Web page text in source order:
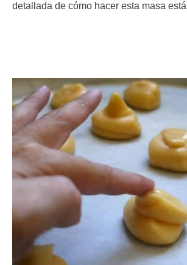
detallada de cómo hacer esta masa está